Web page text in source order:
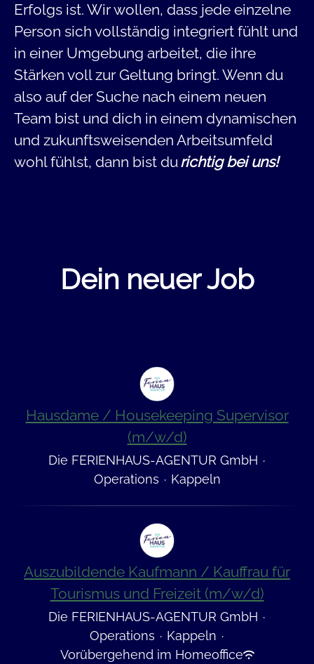
Erfolgs ist. Wir wollen, dass jede einzelne
Person sich vollständig integriert fühlt und
in einer Umgebung arbeitet, die ihre
Stärken voll zur Geltung bringt. Wenn du
also auf der Suche nach einem neuen
Team bist und dich in einem dynamischen
und zukunftsweisenden Arbeitsumfeld
wohl fühlst, dann bist durichtig bei uns!
Dein neuer Job
Hausdame / Housekeeping Supervisor
(m/w/d)
Die FERIENHAUS-AGENTUR GmbH ·
Operations · Kappeln
Auszubildende Kaufmann / Kauffrau für
Tourismus und Freizeit (m/w/d)
Die FERIENHAUS-AGENTUR GmbH ·
Operations · Kappeln ·
Vorübergehend im Homeoffice